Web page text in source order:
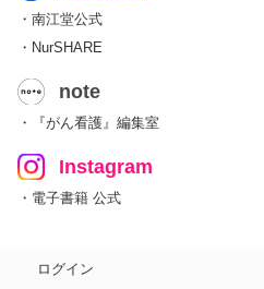
・南江堂公式
・NurSHARE
note
・『がん看護』編集室
Instagram
・電子書籍 公式
ログイン